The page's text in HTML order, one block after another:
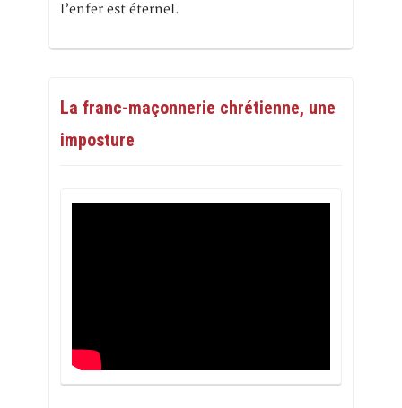
l’enfer est éternel.
La franc-maçonnerie chrétienne, une
imposture